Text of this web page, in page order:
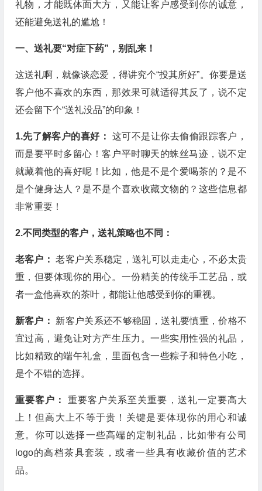
礼物，才能既体面大方，又能让客户感受到你的诚意，
还能避免送礼的尴尬！
一、送礼要“对症下药”，别乱来！
这送礼啊，就像谈恋爱，得讲究个“投其所好”。你要是送
客户他不喜欢的东西，那效果可就适得其反了，说不定
还会留下个“送礼没品”的印象！
1.先了解客户的喜好： 这可不是让你去偷偷跟踪客户，
而是要平时多留心！客户平时聊天的蛛丝马迹，说不定
就藏着他的喜好呢！比如，他是不是个爱喝茶的？是不
是个健身达人？是不是个喜欢收藏文物的？这些信息都
非常重要！
2.不同类型的客户，送礼策略也不同：
老客户：老客户关系稳定，送礼可以走走心，不必太贵
重，但要体现你的用心。一份精美的传统手工艺品，或
者一盒他喜欢的茶叶，都能让他感受到你的重视。
新客户： 新客户关系还不够稳固，送礼要慎重，价格不
宜过高，避免让对方产生压力。一些实用性强的礼品，
比如精致的端午礼盒，里面包含一些粽子和特色小吃，
是个不错的选择。
重要客户： 重要客户关系至关重要，送礼一定要高大
上！但高大上不等于贵！关键是要体现你的用心和诚
意。你可以选择一些高端的定制礼品，比如带有公司
logo的高档茶具套装，或者一些具有收藏价值的艺术
品。